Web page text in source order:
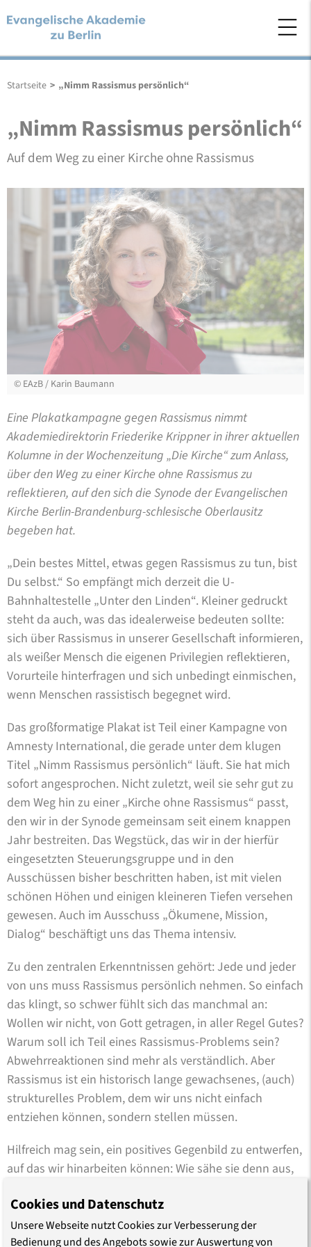
Startseite > „Nimm Rassismus persönlich“
„Nimm Rassismus persönlich“
Auf dem Weg zu einer Kirche ohne Rassismus
© EAzB / Karin Baumann
Eine Plakatkampagne gegen Rassismus nimmt
Akademiedirektorin Friederike Krippner in ihrer aktuellen
Kolumne in der Wochenzeitung „Die Kirche“ zum Anlass,
über den Weg zu einer Kirche ohne Rassismus zu
reflektieren, auf den sich die Synode der Evangelischen
Kirche Berlin-Brandenburg-schlesische Oberlausitz
begeben hat.
„Dein bestes Mittel, etwas gegen Rassismus zu tun, bist
Du selbst.“ So empfängt mich derzeit die U-
Bahnhaltestelle „Unter den Linden“. Kleiner gedruckt
steht da auch, was das idealerweise bedeuten sollte:
sich über Rassismus in unserer Gesellschaft informieren,
als weißer Mensch die eigenen Privilegien ­reflektieren,
Vorurteile hinter­fragen und sich unbedingt einmischen,
wenn Menschen rassistisch begegnet wird.
Das großformatige Plakat ist Teil einer Kampagne von
Amnesty International, die gerade unter dem klugen
Titel „Nimm Rassismus persönlich“ läuft. Sie hat mich
sofort angesprochen. Nicht zuletzt, weil sie sehr gut zu
dem Weg hin zu einer „Kirche ohne Rassismus“ passt,
den wir in der Synode gemeinsam seit einem knappen
Jahr bestreiten. Das Wegstück, das wir in der hierfür
eingesetzten Steuerungsgruppe und in den
Ausschüssen bisher beschritten haben, ist mit vielen
schönen Höhen und einigen kleineren Tiefen versehen
gewesen. Auch im Ausschuss „Ökumene, Mission,
Dialog“ beschäftigt uns das Thema intensiv.
Zu den zentralen Erkenntnissen gehört: Jede und jeder
von uns muss Rassismus persönlich nehmen. So einfach
das klingt, so schwer fühlt sich das manchmal an:
Wollen wir nicht, von Gott getragen, in aller Regel Gutes?
Warum soll ich Teil eines Rassismus-Problems sein?
Abwehrreaktionen sind mehr als verständlich. Aber
Rassismus ist ein historisch lange gewachsenes, (auch)
strukturelles Problem, dem wir uns nicht einfach
entziehen können, sondern stellen müssen.
Hilfreich mag sein, ein ­positives Gegenbild zu entwerfen,
auf das wir hinarbeiten können: Wie sähe sie denn aus,
einladend ist, ohne vereinnahmend zu sein? Wie gehen
wir heute mit einer Kirchengeschichte um, in der offen
gelebter Rassismus immer wieder eine große Rolle
Cookies und Datenschutz
Unsere Webseite nutzt Cookies zur Verbesserung der
Bedienung und des Angebots sowie zur Auswertung von